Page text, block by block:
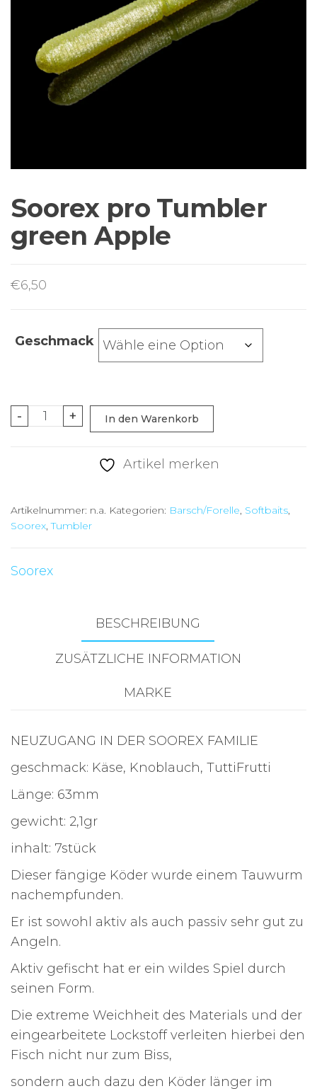
Sortiment Ruten,
Rollen und
Schnüre sowie
Zubehör für das
Brandungsangeln.
Soorex pro Tumbler
green Apple
€6,50
Geschmack
-
Soorex
Menge
+ In den Warenkorb
Artikel merken
Artikelnummer: n.a. Kategorien: Barsch/Forelle, Softbaits,
Soorex,Tumbler
Soorex
BESCHREIBUNG
ZUSÄTZLICHE INFORMATION
MARKE
NEUZUGANG IN DER SOOREX FAMILIE
geschmack: Käse, Knoblauch, TuttiFrutti
Länge: 63mm
gewicht: 2,1gr
inhalt: 7stück
Dieser fängige Köder wurde einem Tauwurm
nachempfunden.
Er ist sowohl aktiv als auch passiv sehr gut zu
Angeln.
Aktiv gefischt hat er ein wildes Spiel durch
seinen Form.
Die extreme Weichheit des Materials und der
eingearbeitete Lockstoff verleiten hierbei den
Fisch nicht nur zum Biss,
sondern auch dazu den Köder länger im